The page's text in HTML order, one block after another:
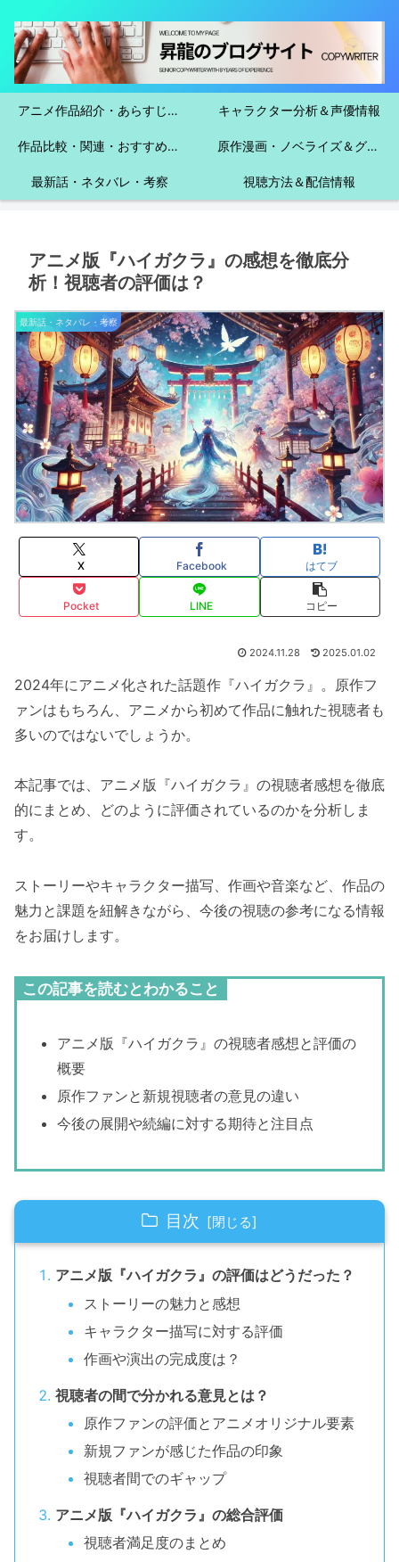
アニメ作品紹介・あらすじ＆魅力 キャラクター分析＆声優情報
作品比較・関連・おすすめガイド 原作漫画・ノベライズ＆グッズ・イベント情報
最新話・ネタバレ・考察 視聴方法＆配信情報
アニメ版『ハイガクラ』の感想を徹底分
析！視聴者の評価は？
最新話・ネタバレ・考察
X Facebook はてブ
Pocket LINE コピー
2024.11.28 2025.01.02
2024年にアニメ化された話題作『ハイガクラ』。原作フ
ァンはもちろん、アニメから初めて作品に触れた視聴者も
多いのではないでしょうか。
本記事では、アニメ版『ハイガクラ』の視聴者感想を徹底
的にまとめ、どのように評価されているのかを分析しま
す。
ストーリーやキャラクター描写、作画や音楽など、作品の
魅力と課題を紐解きながら、今後の視聴の参考になる情報
をお届けします。
この記事を読むとわかること
アニメ版『ハイガクラ』の視聴者感想と評価の
概要
原作ファンと新規視聴者の意見の違い
今後の展開や続編に対する期待と注目点
目次
アニメ版『ハイガクラ』の評価はどうだった？
ストーリーの魅力と感想
キャラクター描写に対する評価
作画や演出の完成度は？
視聴者の間で分かれる意見とは？
原作ファンの評価とアニメオリジナル要素
新規ファンが感じた作品の印象
視聴者間でのギャップ
アニメ版『ハイガクラ』の総合評価
視聴者満足度のまとめ